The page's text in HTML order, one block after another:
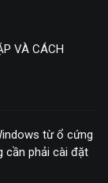
VÀ CÁCH
từ ổ cứng
cần phải cài đặt